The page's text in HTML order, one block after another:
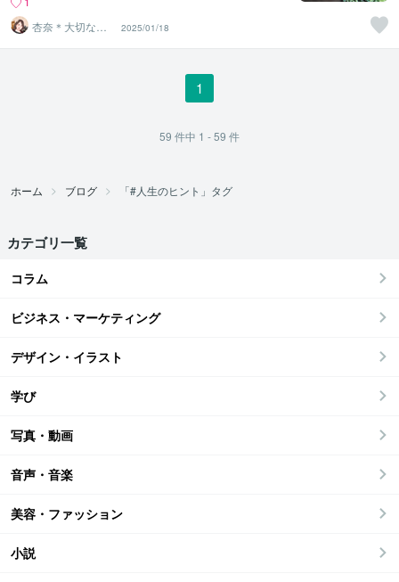
杏奈＊大切なメ
ッセージをあな
たに＊
2025/01/18
1
59 件中 1 - 59 件
ホーム ブログ 「#人生のヒント」タグ
カテゴリ一覧
コラム
ビジネス・マーケティング
デザイン・イラスト
学び
写真・動画
音声・音楽
美容・ファッション
小説